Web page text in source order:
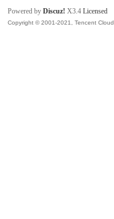
Powered byDiscuz! X3.4 Licensed
Copyright © 2001-2021, Tencent Cloud.